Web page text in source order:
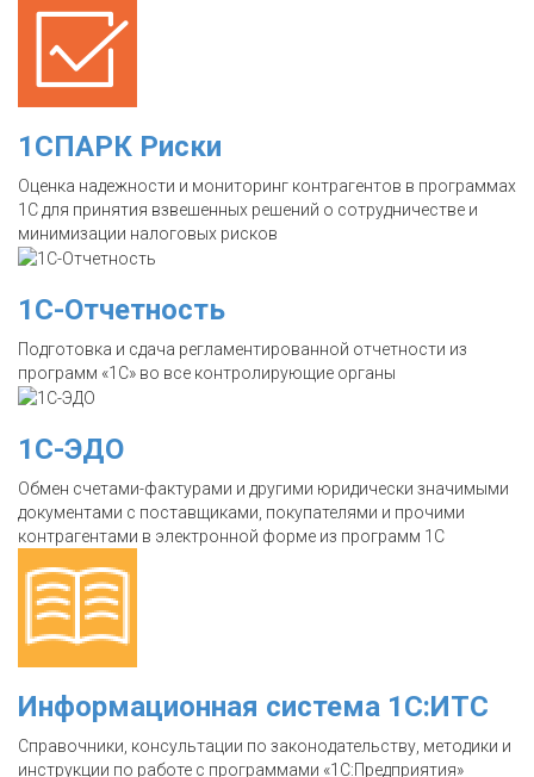
1СПАРК Риски
Оценка надежности и мониторинг контрагентов в программах
1С для принятия взвешенных решений о сотрудничестве и
минимизации налоговых рисков
1С-Отчетность
Подготовка и сдача регламентированной отчетности из
программ «1С» во все контролирующие органы
1С-ЭДО
Обмен счетами-фактурами и другими юридически значимыми
документами с поставщиками, покупателями и прочими
контрагентами в электронной форме из программ 1С
Информационная система 1С:ИТС
Справочники, консультации по законодательству, методики и
инструкции по работе с программами «1С:Предприятия»